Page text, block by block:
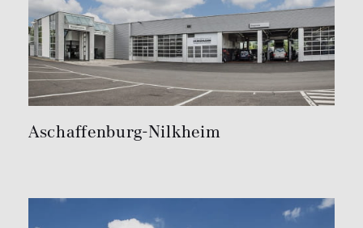
Aschaffenburg-Nilkheim